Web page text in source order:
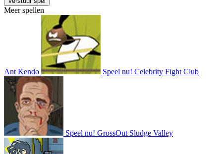
Meer spellen
Ant Kendo Speel nu! Celebrity Fight Club
Speel nu! GrossOut Sludge Valley